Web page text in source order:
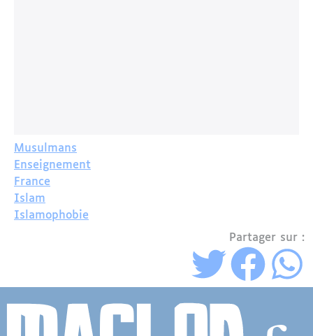
Musulmans
Enseignement
France
Islam
Islamophobie
Partager sur :